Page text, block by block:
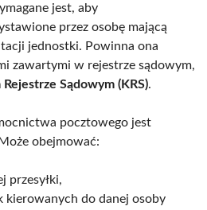
jest, aby
przez osobę mającą
jednostki. Powinna ona
zawartymi w rejestrze sądowym,
Sądowym (KRS).
pocztowego jest
obejmować:
przesyłki,
kierowanych do danej osoby